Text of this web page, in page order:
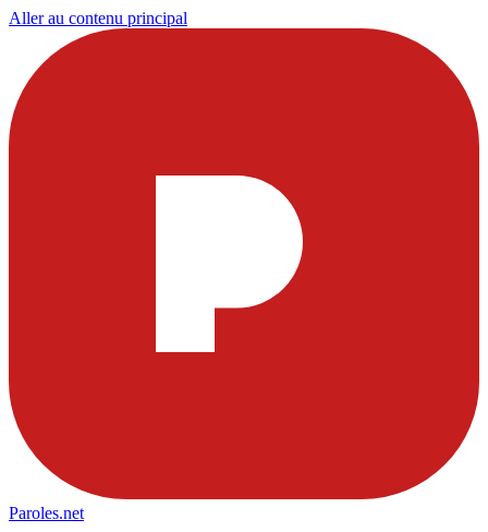
Aller au contenu principal
Paroles.net